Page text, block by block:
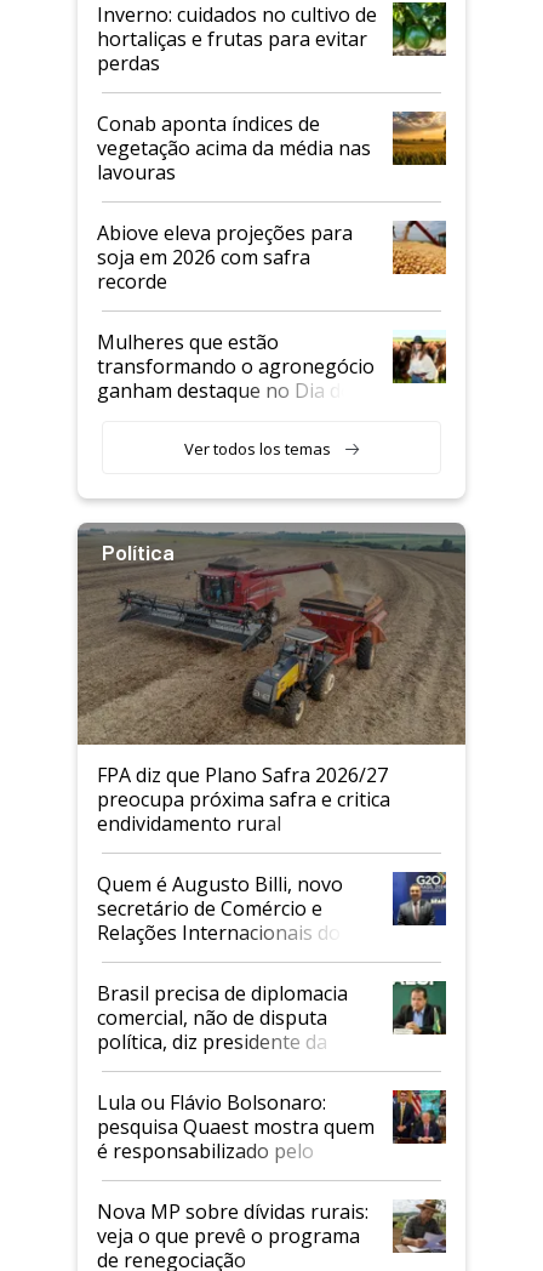
Inverno: cuidados no cultivo de
hortaliças e frutas para evitar
perdas
Conab aponta índices de
vegetação acima da média nas
lavouras
Abiove eleva projeções para
soja em 2026 com safra
recorde
Mulheres que estão
transformando o agronegócio
ganham destaque no Dia do
Ver todos los temas
Política
FPA diz que Plano Safra 2026/27
preocupa próxima safra e critica
endividamento rural
Quem é Augusto Billi, novo
secretário de Comércio e
Relações Internacionais do
Mapa
Brasil precisa de diplomacia
comercial, não de disputa
política, diz presidente da
Faesp
Lula ou Flávio Bolsonaro:
pesquisa Quaest mostra quem
é responsabilizado pelo
tarifaço dos EUA
Nova MP sobre dívidas rurais:
veja o que prevê o programa
de renegociação